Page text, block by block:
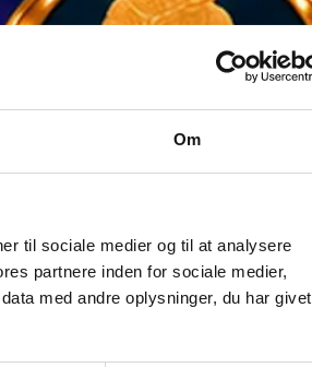
Om
til sociale medier og til at analysere
partnere inden for sociale medier,
med andre oplysninger, du har givet